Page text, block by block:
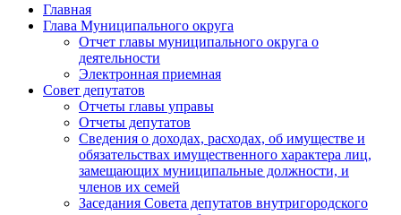
Главная
Глава Муниципального округа
Отчет главы муниципального округа о
деятельности
Электронная приемная
Совет депутатов
Отчеты главы управы
Отчеты депутатов
Сведения о доходах, расходах, об имуществе и
обязательствах имущественного характера лиц,
замещающих муниципальные должности, и
членов их семей
Заседания Совета депутатов внутригородского